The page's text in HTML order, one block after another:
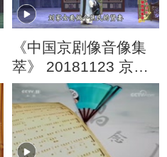
《中国京剧像音像集
萃》 20181123 京剧
《刘兰芝》 1/2